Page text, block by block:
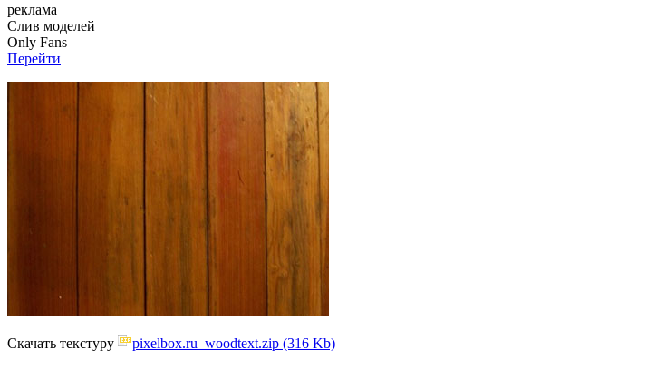
реклама
Слив моделей
Only Fans
Перейти
Скачать текстуру pixelbox.ru_woodtext.zip (316 Kb)